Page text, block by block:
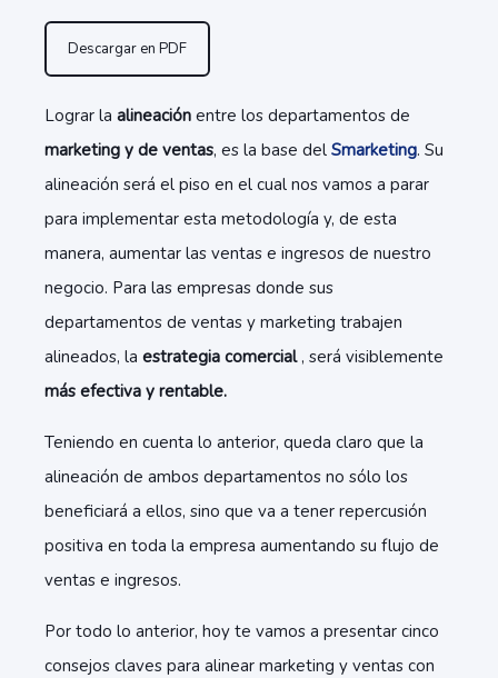
Descargar en PDF
Lograr la alineación entre los departamentos de
marketing y de ventas, es la base del Smarketing. Su
alineación será el piso en el cual nos vamos a parar
para implementar esta metodología y, de esta
manera, aumentar las ventas e ingresos de nuestro
negocio. Para las empresas donde sus
departamentos de ventas y marketing trabajen
alineados, la estrategia comercial, será visiblemente
más efectiva y rentable.
Teniendo en cuenta lo anterior, queda claro que la
alineación de ambos departamentos no sólo los
beneficiará a ellos, sino que va a tener repercusión
positiva en toda la empresa aumentando su flujo de
ventas e ingresos.
Por todo lo anterior, hoy te vamos a presentar cinco
consejos claves para alinear marketing y ventas con